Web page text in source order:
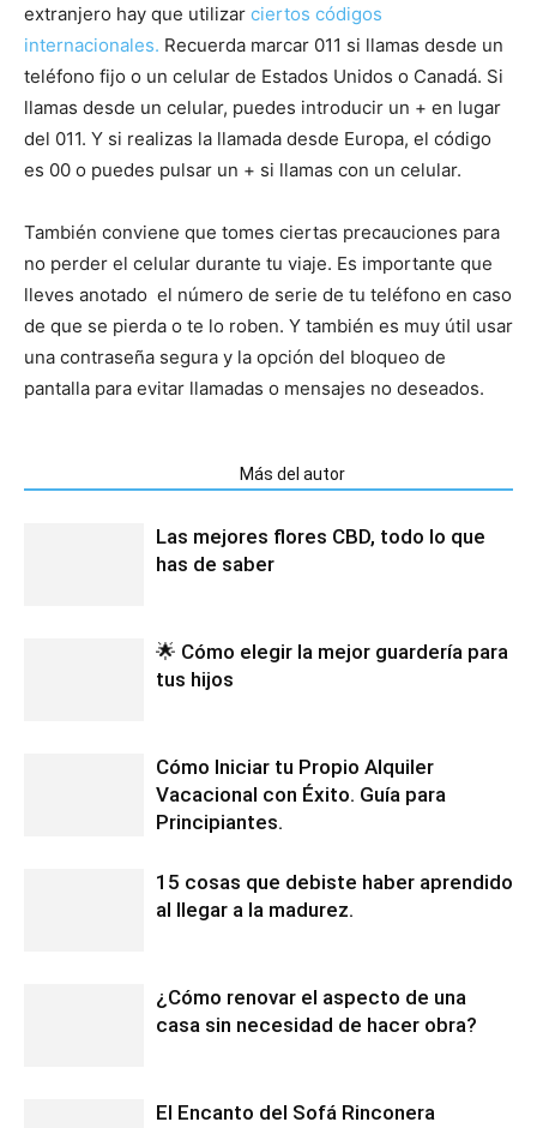
extranjero hay que utilizar ciertos códigos
internacionales. Recuerda marcar 011 si llamas desde un
teléfono fijo o un celular de Estados Unidos o Canadá. Si
llamas desde un celular, puedes introducir un + en lugar
del 011. Y si realizas la llamada desde Europa, el código
es 00 o puedes pulsar un + si llamas con un celular.
También conviene que tomes ciertas precauciones para
no perder el celular durante tu viaje. Es importante que
lleves anotado el número de serie de tu teléfono en caso
de que se pierda o te lo roben. Y también es muy útil usar
una contraseña segura y la opción del bloqueo de
pantalla para evitar llamadas o mensajes no deseados.
Más del autor
Las mejores flores CBD, todo lo que
has de saber
🌟 Cómo elegir la mejor guardería para
tus hijos
Cómo Iniciar tu Propio Alquiler
Vacacional con Éxito. Guía para
Principiantes.
15 cosas que debiste haber aprendido
al llegar a la madurez.
¿Cómo renovar el aspecto de una
casa sin necesidad de hacer obra?
El Encanto del Sofá Rinconera